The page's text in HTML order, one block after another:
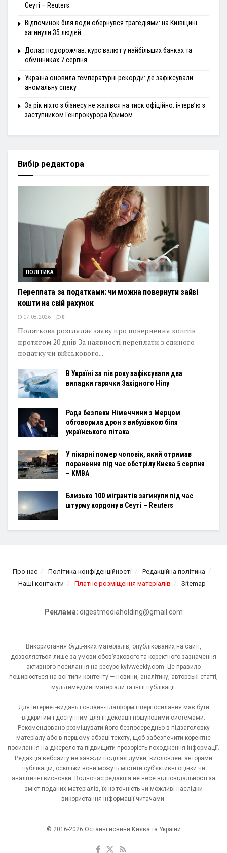
Сеуті – Reuters
Відпочинок біля води обернувся трагедіями: на Київщині
загинули 35 людей
Долар подорожчав: курс валют у найбільших банках та
обмінниках 7 серпня
Україна оновила температурні рекорди: де зафіксували
аномальну спеку
За рік ніхто з бізнесу не жалівся на тиск офіційно: інтерв’ю з
заступником Генпрокурора Кримом
Вибір редактора
ПОЛІТИКА
Переплата за податками: чи можна повернути зайві
кошти на свій рахунок
07.08.2026 0
Податкова розглядає заяву про повернення коштів
протягом 20 днів За наявності переплати з єдиного
податку чи військового...
В Україні за пів року зафіксували два
випадки гарячки Західного Нілу
Рада безпеки Німеччини з Мерцом
обговорила дрон з вибухівкою біля
українського літака
У лікарні помер чоловік, який отримав
поранення під час обстрілу Києва 5 серпня
– КМВА
Близько 100 мігрантів загинули під час
штурму кордону в Сеуті – Reuters
Про нас Політика конфіденційності
Редакційна політика
Наші контакти
Платне розміщення матеріалів Sitemap
Реклама: digestmediaholding@gmail.com
Використання будь-яких матеріалів, опублікованих на сайті,
дозволяється лише за умови обов’язкового та коректного зазначення
активного посилання на ресурс kyivweekly.com. Це правило
поширюється на всі типи контенту — новини, аналітику, авторські статті,
мультимедійні матеріали та інші публікації.
Для інтернет-видань і онлайн-платформ гіперпосилання має бути
відкритим і доступним для індексації пошуковими системами.
Рекомендовано розміщувати його безпосередньо в підзаголовку
матеріалу або в першому абзаці тексту, щоб забезпечити коректне
посилання на джерело та підвищити прозорість походження інформації.
Редакція вебсайту не завжди поділяє думки, висловлені авторами
публікацій, оскільки вони можуть містити суб’єктивні оцінки чи
аналітичні висновки. Водночас редакція не несе відповідальності за
зміст поданих матеріалів, їхню точність чи можливі наслідки
використання інформації читачами.
© 2016-2026 Останні новини Києва та України